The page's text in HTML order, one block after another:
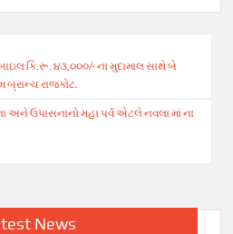
કિ.રૂ. ૪૩,૦૦૦/- ના મુદામાલ સાથે બે
બ્રાન્ચ રાજકોટ.
અને ઉપાસનાનો મહા પર્વ એટલે નવલા માં ના
News